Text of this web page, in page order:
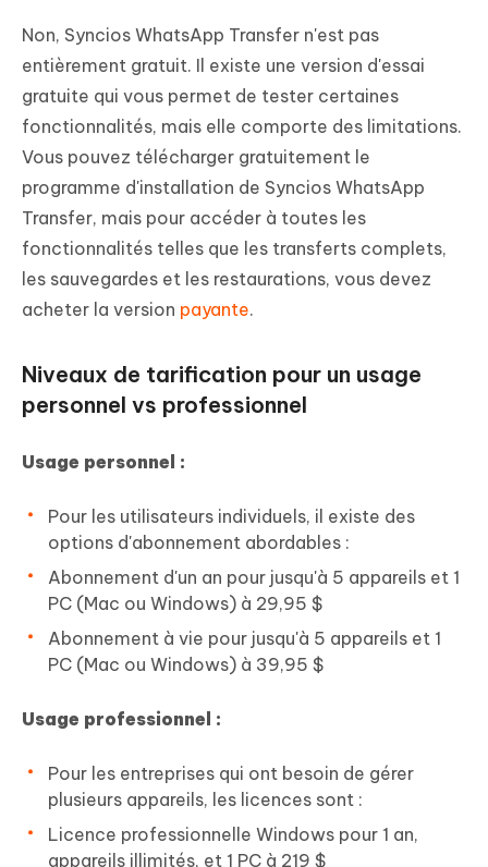
Non, Syncios WhatsApp Transfer n'est pas
entièrement gratuit. Il existe une version d'essai
gratuite qui vous permet de tester certaines
fonctionnalités, mais elle comporte des limitations.
Vous pouvez télécharger gratuitement le
programme d'installation de Syncios WhatsApp
Transfer, mais pour accéder à toutes les
fonctionnalités telles que les transferts complets,
les sauvegardes et les restaurations, vous devez
acheter la version payante.
Niveaux de tarification pour un usage
personnel vs professionnel
Usage personnel :
Pour les utilisateurs individuels, il existe des
options d'abonnement abordables :
Abonnement d'un an pour jusqu'à 5 appareils et 1
PC (Mac ou Windows) à 29,95 $
Abonnement à vie pour jusqu'à 5 appareils et 1
PC (Mac ou Windows) à 39,95 $
Usage professionnel :
Pour les entreprises qui ont besoin de gérer
plusieurs appareils, les licences sont :
Licence professionnelle Windows pour 1 an,
appareils illimités, et 1 PC à 219 $